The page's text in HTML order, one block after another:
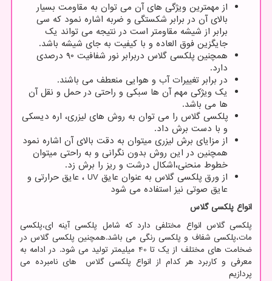
از مهمترین ویژگی های آن می توان به مقاومت بسیار
بالای آن در برابر شکستگی و ضربه اشاره نمود که سی
برابر از شیشه مقاومتر است در نتیجه می تواند یک
جایگزین فوق العاده و با کیفیت به جای شیشه باشد.
همچنین پلکسی گلاس دربرابر نور شفافیت 90 درصدی
دارد.
در برابر تغییرات آب و هوایی منعطف می باشند.
یک ویژکی مهم آن ها سبکی و راحتی در حمل و نقل آن
ها می باشد.
پلکسی گلاس را می توان به روش های لیزری، اره دیسکی
و با دست برش داد.
از مزایای برش لیزری میتوان به دقت بالای آن اشاره نمود
همچنین در این روش بدون نگرانی و به راحتی میتوان
خطوط منحنی،اشکال درشت و ریز را برش زد.
از ورق پلکسی گلاس به عنوان عایق UV ، عایق حرارتی و
عایق صوتی نیز استفاده می شود
انواع پلکسی گلاس
پلکسی گلاس انواع مختلفی دارد که شامل پلکسی آینه ای،پلکسی
مات،پلکسی شفاف و پلکسی رنگی می باشد.همچنین پلکسی گلاس در
ضخامت های مختلف از یک تا 40 میلیمتر تولید می شود. در ادامه به
معرفی و کاربرد هر کدام از انواع پلکسی گلاس های نامبرده می
پردازیم